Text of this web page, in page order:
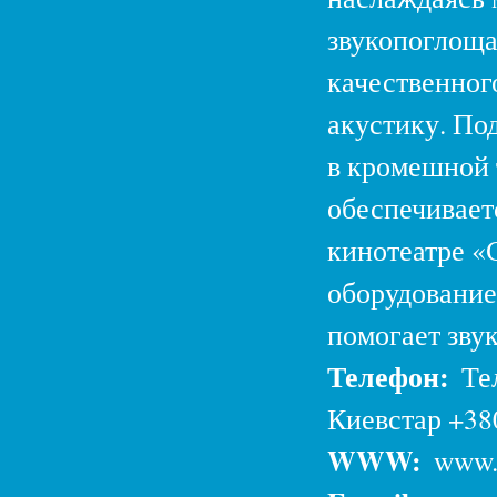
акустику.
в кромешной
кинотеатре
помогает
Телефон:
Киевстар
WWW: